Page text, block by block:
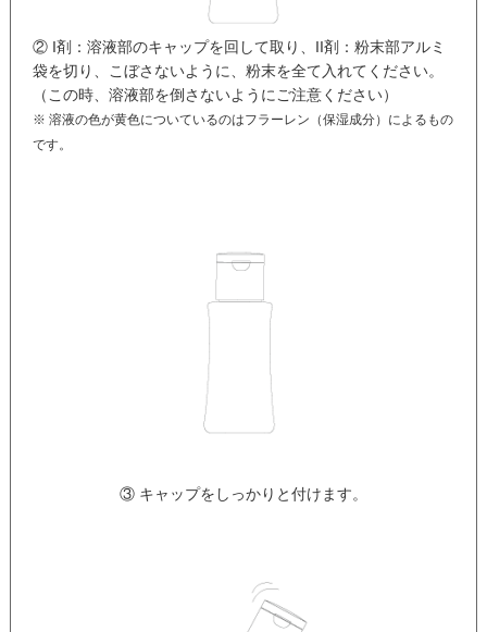
② I剤：溶液部のキャップを回して取り、II剤：粉末部アルミ
袋を切り、こぼさないように、粉末を全て入れてください。
（この時、溶液部を倒さないようにご注意ください）
※ 溶液の色が黄色についているのはフラーレン（保湿成分）によるもの
です。
③ キャップをしっかりと付けます。